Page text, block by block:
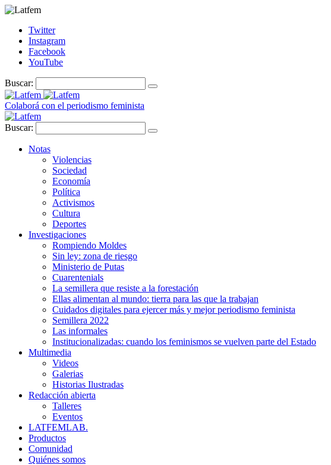
Twitter
Instagram
Facebook
YouTube
Buscar:
Colaborá con el periodismo feminista
Buscar:
Notas
Violencias
Sociedad
Economía
Política
Activismos
Cultura
Deportes
Investigaciones
Rompiendo Moldes
Sin ley: zona de riesgo
Ministerio de Putas
Cuarentenials
La semillera que resiste a la forestación
Ellas alimentan al mundo: tierra para las que la trabajan
Cuidados digitales para ejercer más y mejor periodismo feminista
Semillera 2022
Las informales
Institucionalizadas: cuando los feminismos se vuelven parte del Estado
Multimedia
Videos
Galerias
Historias Ilustradas
Redacción abierta
Talleres
Eventos
LATFEMLAB.
Productos
Comunidad
Quiénes somos